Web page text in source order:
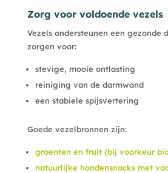
Zorg voor voldoende vezels
Vezels ondersteunen een gezonde
zorgen voor:
stevige, mooie ontlasting
reiniging van de darmwand
een stabiele spijsvertering
Goede vezelbronnen zijn:
groenten en fruit (bij voorkeur
natuurlijke hondensnacks met